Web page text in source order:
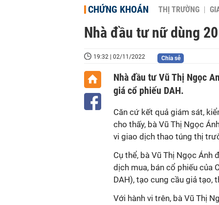
CHỨNG KHOÁN THỊ TRƯỜNG
Nhà đầu tư nữ dùng
19:32 | 02/11/2022 Chia sẻ
Nhà đầu tư Vũ Thị Ngọc
giá cổ phiếu DAH.
Căn cứ kết quả giám sát,
cho thấy, bà Vũ Thị Ngọc
vi giao dịch thao túng thị
Cụ thể, bà Vũ Thị Ngọc
dịch mua, bán cổ phiếu của
DAH), tạo cung cầu giả tạo,
Với hành vi trên, bà Vũ Thị